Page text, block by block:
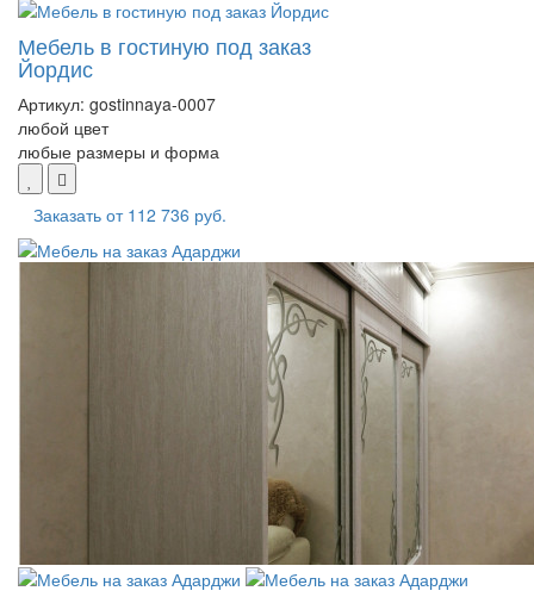
Мебель в гостиную под заказ
Йордис
Артикул: gostinnaya-0007
любой цвет
любые размеры и форма
Заказать от 112 736 руб.